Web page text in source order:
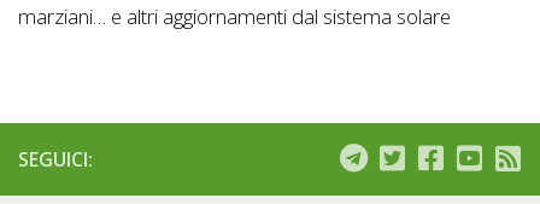
marziani… e altri aggiornamenti dal sistema solare
SEGUICI: